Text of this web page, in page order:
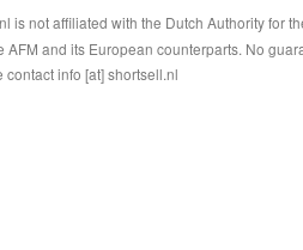
is not affiliated with the Dutch Authority for
and its European counterparts. No
info [at] shortsell.nl